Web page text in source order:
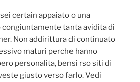
certain appaiato o una
tanta avidita di
Non addirittura di continuato
maturi perche hanno
personalita, bensi rso siti di
giusto verso farlo. Vedi